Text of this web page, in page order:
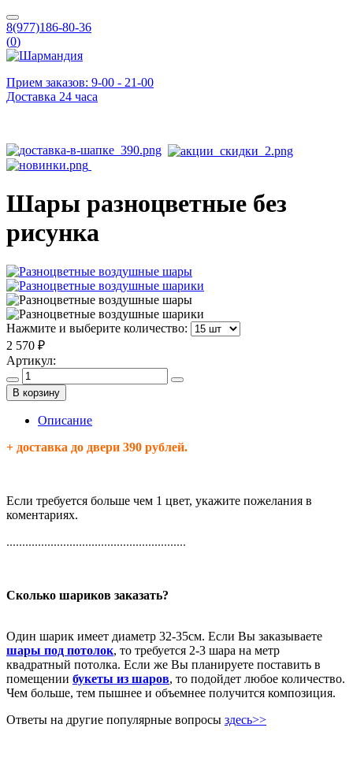
8(977)186-80-36
(0)
Прием заказов: 9-00 - 21-00
Доставка 24 часа
Шары разноцветные без
рисунка
Нажмите и выберите количество:
2 570 ₽
Артикул:
В корзину
Описание
+ доставка до двери 390 рублей.
Если требуется больше чем 1 цвет, укажите пожелания в
коментариях.
.........................................................
Сколько шариков заказать?
Один шарик имеет диаметр 32-35см. Если Вы заказываете
шары под потолок, то требуется 2-3 шара на метр
квадратный потолка. Если же Вы планируете поставить в
помещении букеты из шаров, то подойдет любое количество.
Чем больше, тем пышнее и объемнее получится композиция.
Ответы на другие популярные вопросы здесь>>